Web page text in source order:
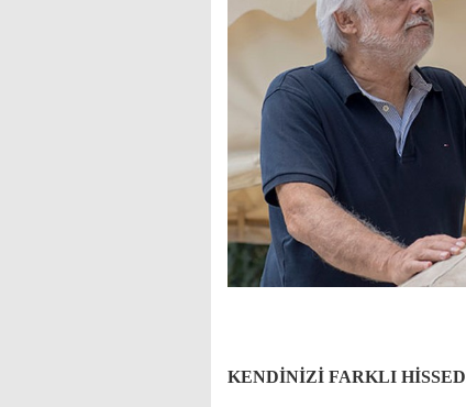
KENDİNİZİ FARKLI